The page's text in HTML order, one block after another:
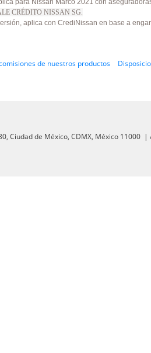
para Nissan Marco 2021 con
CRÉDITO NISSAN SG.
aplica con CrediNissan en base a
de nuestros productos
Ciudad de México, CDMX, México 11000 |